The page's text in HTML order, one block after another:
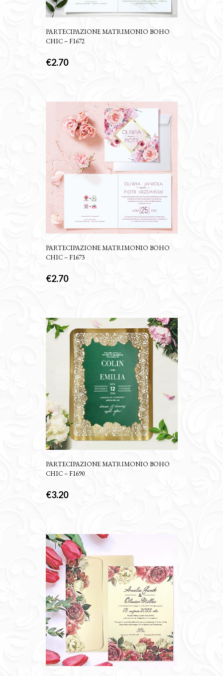
PARTECIPAZIONE MATRIMONIO BOHO
CHIC – F1672
€2.70
PARTECIPAZIONE MATRIMONIO BOHO
CHIC – F1673
€2.70
PARTECIPAZIONE MATRIMONIO BOHO
CHIC – F1690
€3.20